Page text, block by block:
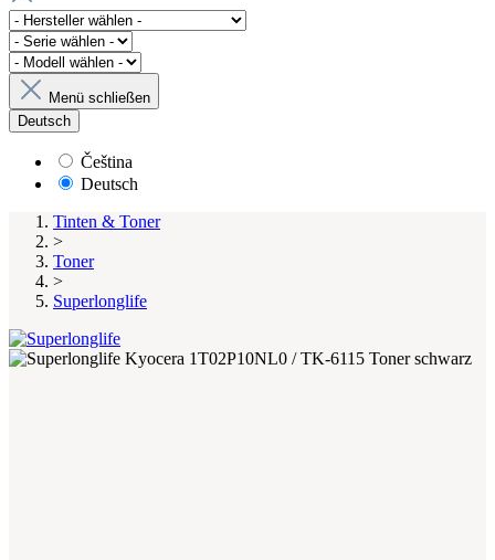
Menü schließen
Deutsch
Čeština
Deutsch
Tinten & Toner
>
Toner
>
Superlonglife